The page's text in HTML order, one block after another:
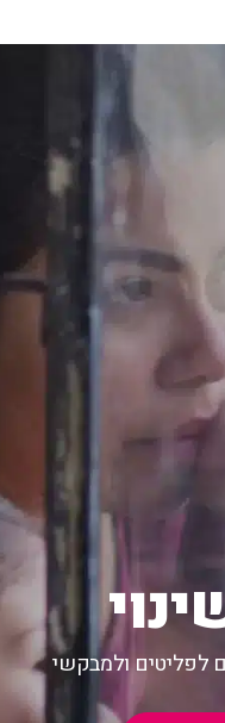
לפליטים ולמבקשי